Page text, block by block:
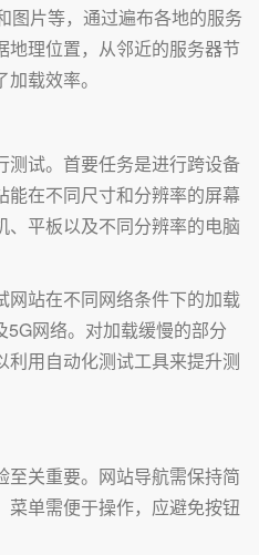
图片等，通过遍布各地的服务
地理位置，从邻近的服务器节
载效率。
测试。首要任务是进行跨设备
能在不同尺寸和分辨率的屏幕
、平板以及不同分辨率的电脑
网站在不同网络条件下的加载
网络。对加载缓慢的部分
利用自动化测试工具来提升测
关重要。网站导航需保持简
菜单需便于操作，应避免按钮